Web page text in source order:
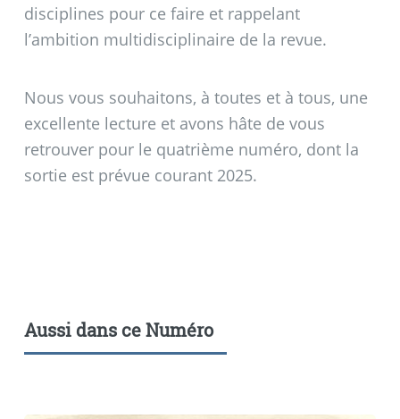
disciplines pour ce faire et rappelant
l’ambition multidisciplinaire de la revue.
Nous vous souhaitons, à toutes et à tous, une
excellente lecture et avons hâte de vous
retrouver pour le quatrième numéro, dont la
sortie est prévue courant 2025.
Aussi dans ce Numéro